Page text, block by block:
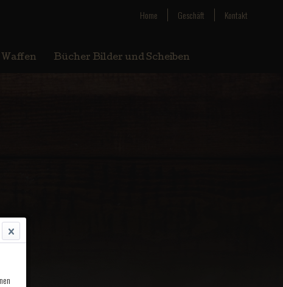
Home Geschäft Kontakt
Waffen Bücher Bilder und Scheiben